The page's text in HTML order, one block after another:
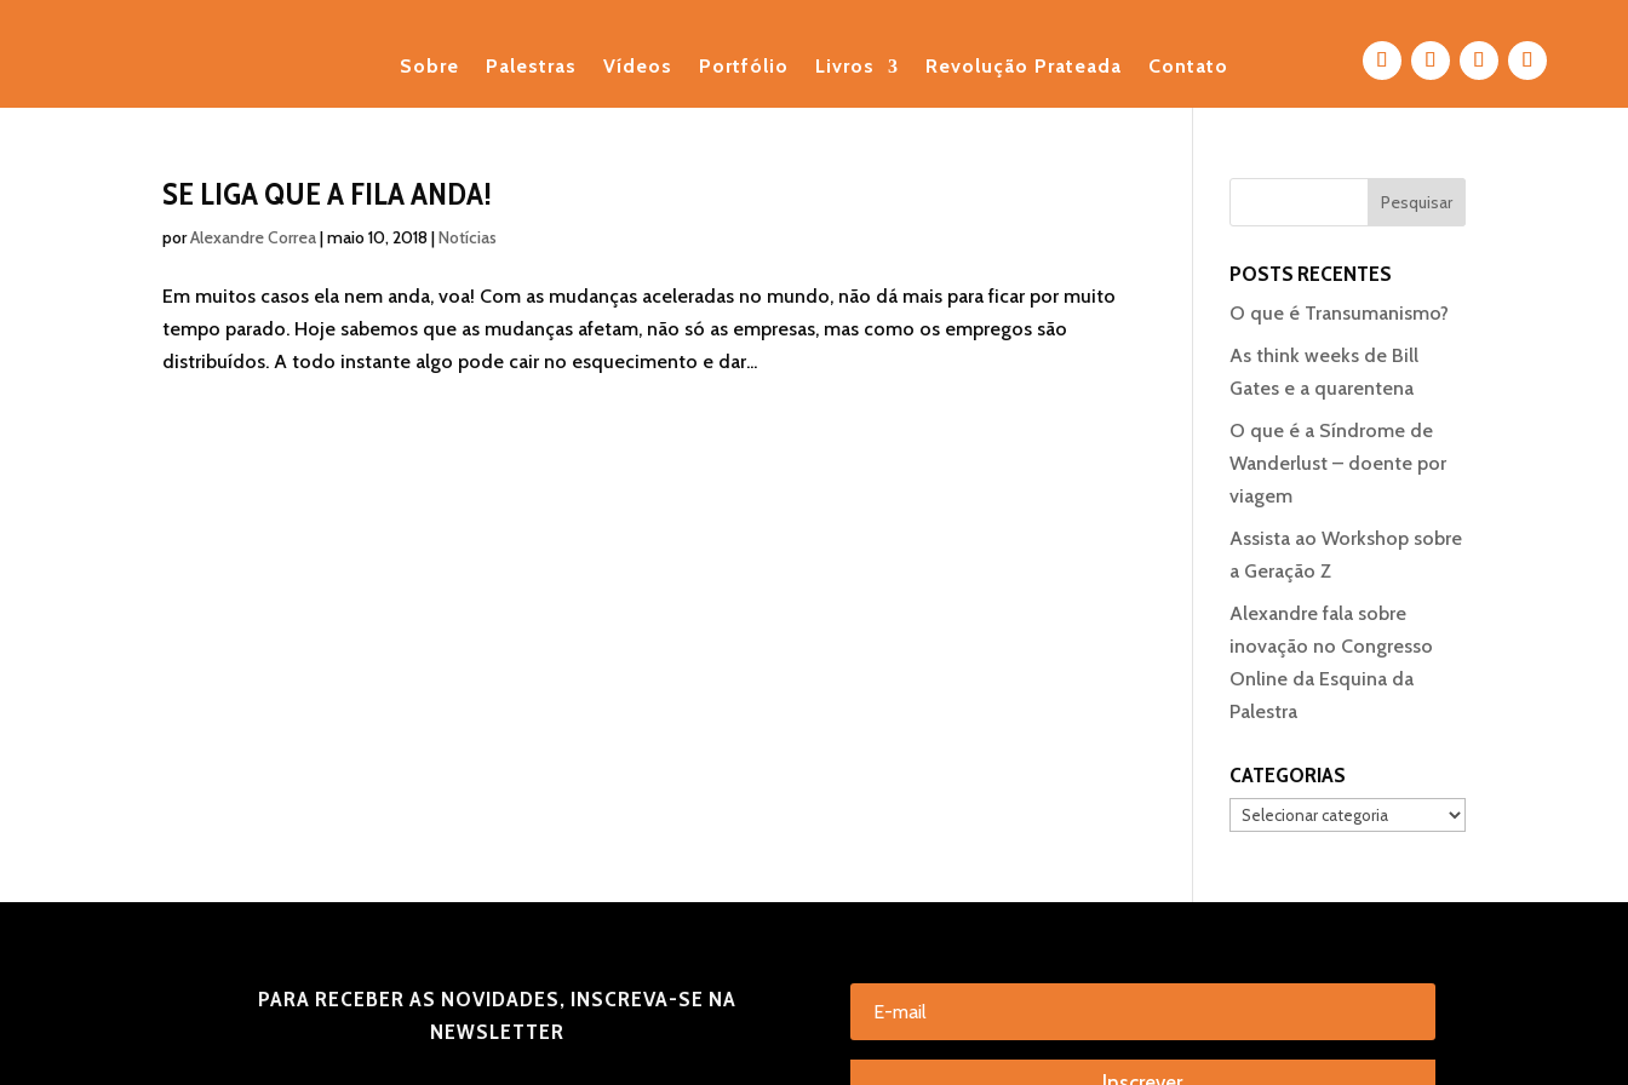
Sobre Palestras Vídeos Portfólio Livros Revolução Prateada Contato
SE LIGA QUE A FILA ANDA!
porAlexandre Correa|maio 10, 2018|Notícias
Em muitos casos ela nem anda, voa! Com as mudanças aceleradas no mundo, não dá mais para ficar por muito
tempo parado. Hoje sabemos que as mudanças afetam, não só as empresas, mas como os empregos são
distribuídos. A todo instante algo pode cair no esquecimento e dar...
POSTS RECENTES
O que é Transumanismo?
As think weeks de Bill
Gates e a quarentena
O que é a Síndrome de
Wanderlust – doente por
viagem
Assista ao Workshop sobre
a Geração Z
Alexandre fala sobre
inovação no Congresso
Online da Esquina da
Palestra
CATEGORIAS
Categorias
PARA RECEBER AS NOVIDADES, INSCREVA-SE NA
NEWSLETTER